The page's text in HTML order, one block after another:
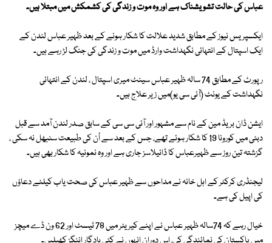
عباس کی حالت تشویشناک ہے اور وہ موت و زندگی کی کشمکش میں مبتلا ہیں۔
ایکسپریس نیوز کے مطابق شدید علالت کا شکار ہونے کے بعد ظہیر عباس لندن کے
ایک اسپتال کے انتہائی نگہداشت وارڈ میں موت و زندگی کی جنگ لڑ رہے ہیں۔
رپورٹ کے مطابق 74 سالہ ظہیر عباس سینٹ میری اسپتال ، لندن کے انتہائی
نگہداشت کے یونٹ (ٰٗآئی سی یو)میں زیر علاج ہیں۔
ایشن ڈان بریڈ مین کے نام سے مشہور اور آئی سی سی کے سابق صدر لندن آمد سے قبل
دبئی میں کورونا 19 کا شکار ہوئے تھے، جس کے بعد سے اُن کی طبیعت سنبھل نہ سکی ،
گزشتہ تین روز سے ظہیرعباس کا ڈائیلاسز جاری ہے اور وہ نمونیہ کا شکار بھی ہیں۔
لیجنڈری کرکٹر کے اہل خانہ نے مداحوں سے ظہیر عباس کی صحت یاب کیلئے دعاؤں
کی اپیل کی ہے۔
خیال رہے کہ 74سالہ ظہیر عباس نے اپنے کیریئر میں 78 ٹیسٹ اور 62 ون ڈے میچز